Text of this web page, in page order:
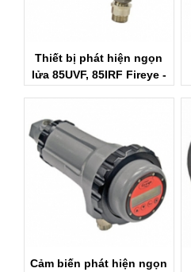
Thiết bị phát hiện ngọn
lửa 85UVF, 85IRF Fireye -
Cảm biến phát hiện ngọn